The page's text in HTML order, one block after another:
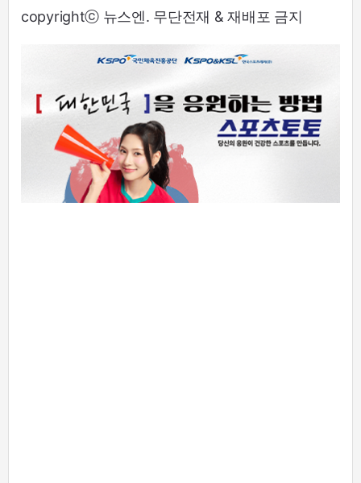
copyrightⓒ 뉴스엔. 무단전재 & 재배포 금지